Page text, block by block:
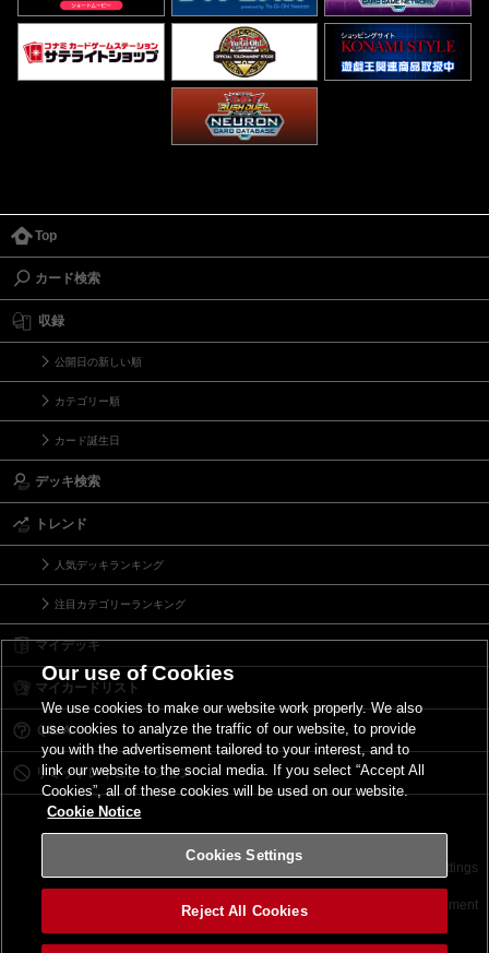
Top
カード検索
収録
公開日の新しい順
カテゴリー順
カード誕生日
デッキ検索
トレンド
人気デッキランキング
注目カテゴリーランキング
マイデッキ
マイカードリスト
Ｑ＆Ａ
リミットレギュレーション
サイトポリシー Cookies Settings
©2026 Konami Digital Entertainment
Our use of Cookies
We use cookies to make our website work properly. We also
use cookies to analyze the traffic of our website, to provide
you with the advertisement tailored to your interest, and to
link our website to the social media. If you select “Accept All
Cookies”, all of these cookies will be used on our website.
Cookie Notice
Cookies Settings
Reject All Cookies